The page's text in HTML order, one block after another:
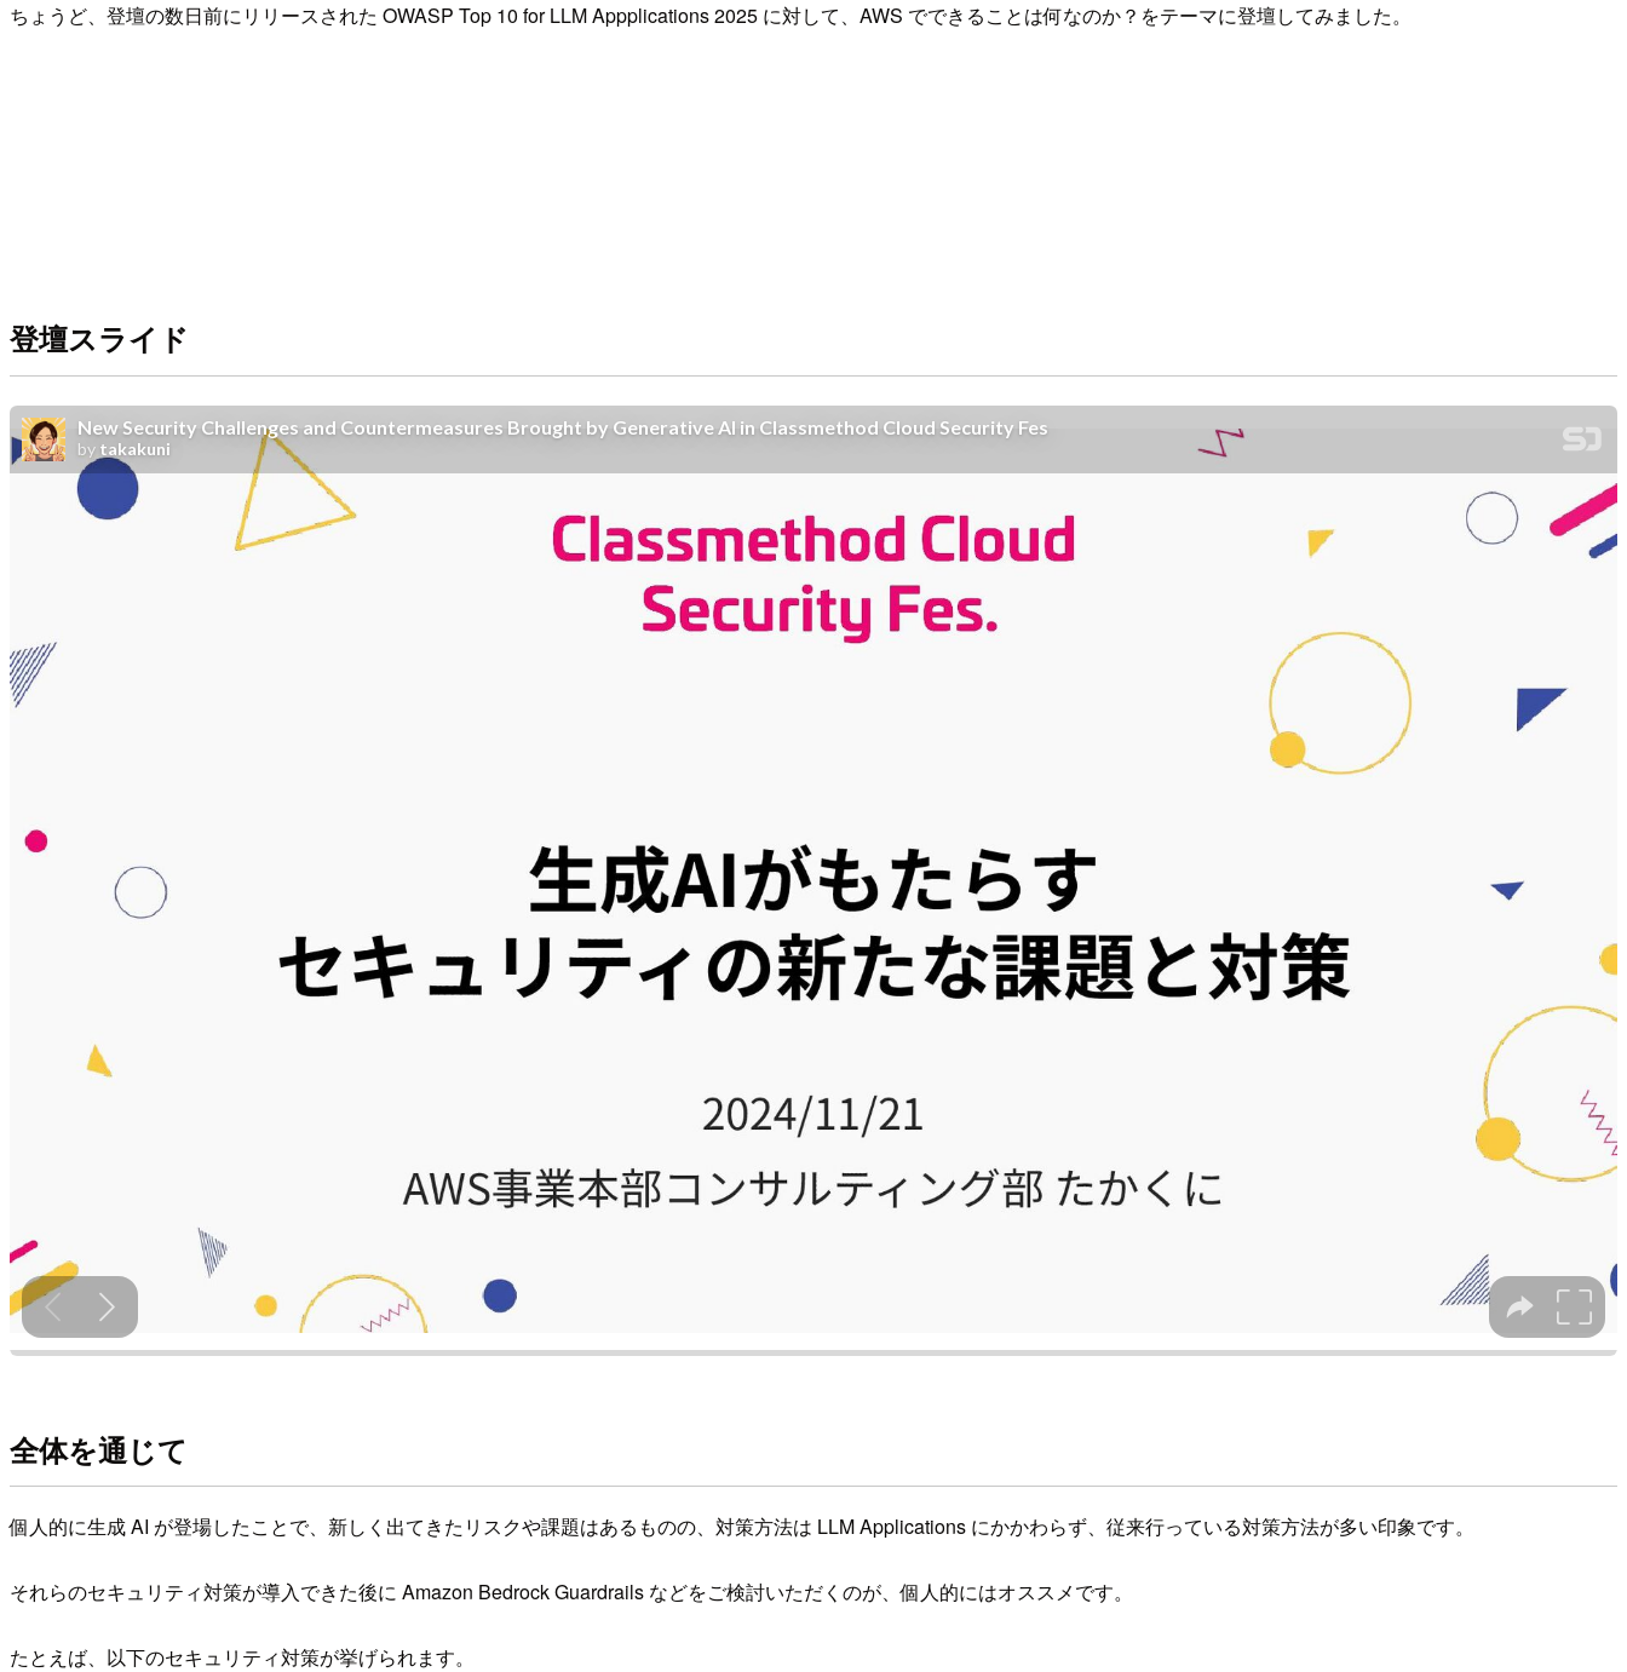
ちょうど、登壇の数日前にリリースされた OWASP Top 10 for LLM Appplications 2025 に対して、AWS でできることは何なのか？をテーマに登壇してみました。
登壇スライド
全体を通じて
個人的に生成 AI が登場したことで、新しく出てきたリスクや課題はあるものの、対策方法は LLM Applications にかかわらず、従来行っている対策方法が多い印象です。
それらのセキュリティ対策が導入できた後に Amazon Bedrock Guardrails などをご検討いただくのが、個人的にはオススメです。
たとえば、以下のセキュリティ対策が挙げられます。